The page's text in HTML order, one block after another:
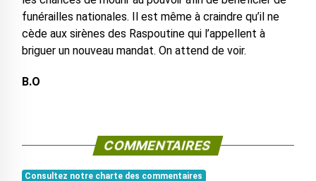
funérailles nationales. Il est même à craindre qu’il ne
cède aux sirènes des Raspoutine qui l’appellent à
briguer un nouveau mandat. On attend de voir.
B.O
COMMENTAIRES
Consultez notre charte des commentaires